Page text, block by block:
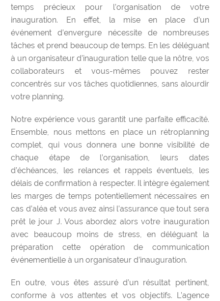
temps précieux pour l’organisation de votre
inauguration. En effet, la mise en place d’un
événement d’envergure nécessite de nombreuses
tâches et prend beaucoup de temps. En les déléguant
à un organisateur d’inauguration telle que la nôtre, vos
collaborateurs et vous-mêmes pouvez rester
concentrés sur vos tâches quotidiennes, sans alourdir
votre planning.
Notre expérience vous garantit une parfaite efficacité.
Ensemble, nous mettons en place un rétroplanning
complet, qui vous donnera une bonne visibilité de
chaque étape de l’organisation, leurs dates
d’échéances, les relances et rappels éventuels, les
délais de confirmation à respecter. Il intègre également
les marges de temps potentiellement nécessaires en
cas d’aléa et vous avez ainsi l’assurance que tout sera
prêt le jour J. Vous abordez alors votre inauguration
avec beaucoup moins de stress, en déléguant la
préparation cette opération de communication
événementielle à un organisateur d’inauguration.
En outre, vous êtes assuré d’un résultat pertinent,
conforme à vos attentes et vos objectifs. L’agence